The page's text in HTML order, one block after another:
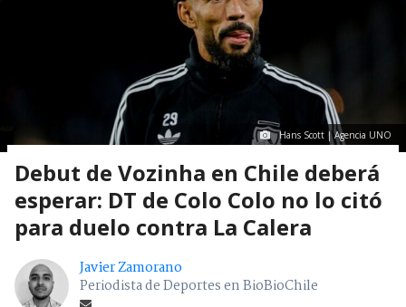
Hans Scott | Agencia UNO
Debut de Vozinha en Chile deberá
esperar: DT de Colo Colo no lo citó
para duelo contra La Calera
Javier Zamorano
Periodista de Deportes en BioBioChile